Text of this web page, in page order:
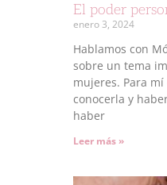
El poder
enero 3, 2024
Hablamos con
sobre un tema
mujeres. Para
conocerla y
haber
Leer más »